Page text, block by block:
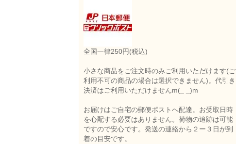
全国一律250円(税込)
小さな商品をご注文時のみご利用いただけます(ご
利用不可の商品の場合は選択できません)。代引き
決済はご利用いただけませんm(_ _)m
お届けはご自宅の郵便ポストへ配達。お受取日時
を心配する必要はありません。荷物の追跡は可能
ですので安心です。発送の連絡から２ー３日が到
着の目安です。